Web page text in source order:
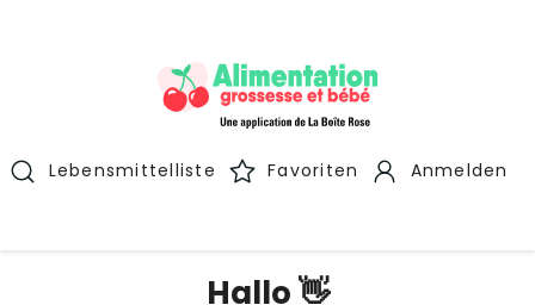
Lebensmittelliste Favoriten Anmelden
Hallo 👋